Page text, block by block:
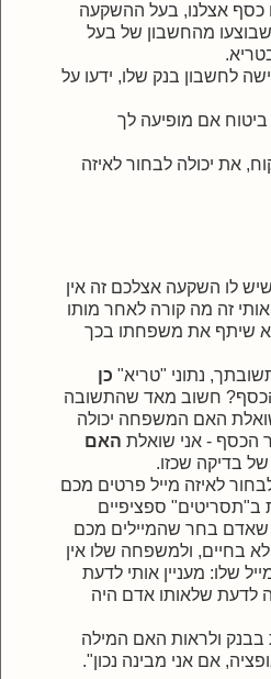
כסף אצלנו, בעל ההשקעה
מהחשבון של בעל
לחשבון בנק שלו, ידעו על
אם מופיעה לך
את יכולה לבחור לאיזה
לו השקעה אצלכם זה אין
זה מה קורה לאחר מותו
שיתף את משפחתו בכך
נתוני "טריא" כן
חשוב מאד שהתשובה
האם המשפחה יכולה
הכסף - אני שואלת האם
של בדיקה שכזו.
לאיזה מייל פרטים מכם
ב"תסריטים" ספציפיים
שאדם בחר שהמיילים מכם
לא בחיים, ולמשפחה שלו אין
שלו: מעניין אותי לדעת
לדעת שלאותו אדם היה
בבנק ולראות האם המילה
אם אני מבינה נכון".